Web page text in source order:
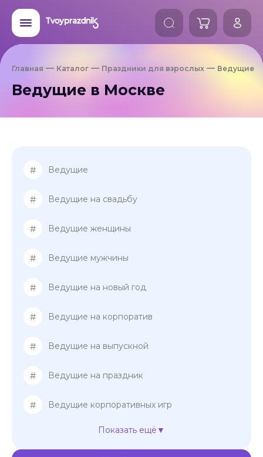
Главная Каталог Праздники для взрослых Ведущие
Ведущие в Москве
# Ведущие
# Ведущие на свадьбу
# Ведущие женщины
# Ведущие мужчины
# Ведущие на новый год
# Ведущие на корпоратив
# Ведущие на выпускной
# Ведущие на праздник
# Ведущие корпоративных игр
Ведущие на банкет
Показать ещё